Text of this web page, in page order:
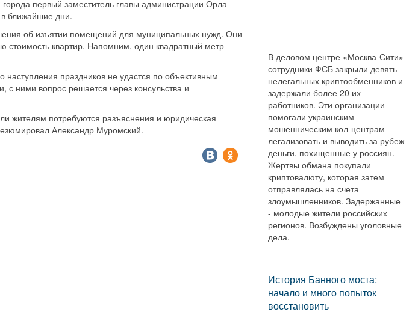
первый заместитель главы администрации Орла
ближайшие дни.
об изъятии помещений для муниципальных нужд. Они
стоимость квартир. Напомним, один квадратный метр
праздников не удастся по объективным
с ними вопрос решается через консульства и
жителям потребуются разъяснения и юридическая
Александр Муромский.
В деловом центре «Москва-Сити»
сотрудники ФСБ закрыли девять
нелегальных криптообменников и
задержали более 20 их
работников. Эти организации
помогали украинским
мошенническим кол-центрам
легализовать и выводить за рубеж
деньги, похищенные у россиян.
Жертвы обмана покупали
криптовалюту, которая затем
отправлялась на счета
злоумышленников. Задержанные
- молодые жители российских
регионов. Возбуждены уголовные
дела.
История Банного моста:
начало и много попыток
восстановить